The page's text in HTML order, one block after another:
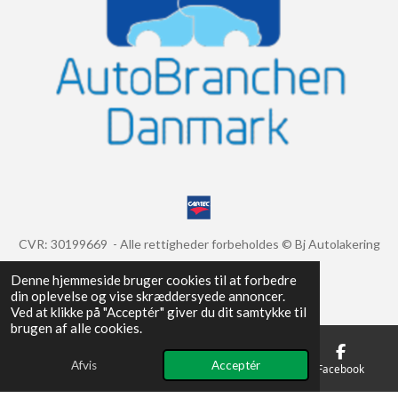
Denne hjemmeside bruger cookies til at forbedre
din oplevelse og vise skræddersyede annoncer.
Ved at klikke på "Acceptér" giver du dit samtykke til
brugen af alle cookies.
Afvis Acceptér
CVR: 30199669 - Alle rettigheder forbeholdes © Bj Autolakering
2025
E-mail Kort Facebook